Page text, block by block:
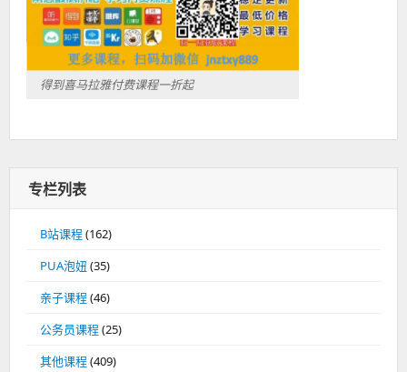
得到喜马拉雅付费课程一折起
专栏列表
B站课程(162)
PUA泡妞 (35)
亲子课程(46)
公务员课程(25)
其他课程(409)